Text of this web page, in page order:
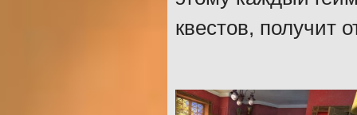
квестов, получит